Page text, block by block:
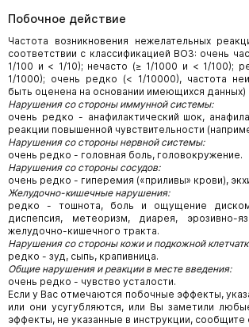
Побочное действие
Частота возникновения нежелательных
соответствии с классификацией ВОЗ: очень
1/100 и < 1/10); нечасто (≥ 1/1000 и < 1/100);
1/1000); очень редко (< 1/10000), частота
быть оценена на основании имеющихся данных)
Нарушения со стороны иммунной системы:
очень редко - анафилактический шок,
реакции повышенной чувствительности
Нарушения со стороны нервной системы:
очень редко - головная боль, головокружение.
Нарушения со стороны сосудов:
очень редко - гиперемия («приливы» крови),
Желудочно-кишечные нарушения:
редко - тошнота, боль и ощущение
диспепсия, метеоризм, диарея, эрозивно-
желудочно-кишечного тракта.
Нарушения со стороны кожи и подкожной
редко - зуд, сыпь, крапивница.
Общие нарушения и реакции в месте введения:
очень редко - чувство усталости.
Если у Вас отмечаются побочные эффекты,
или они усугубляются, или Вы заметили
эффекты, не указанные в инструкции, сообщите